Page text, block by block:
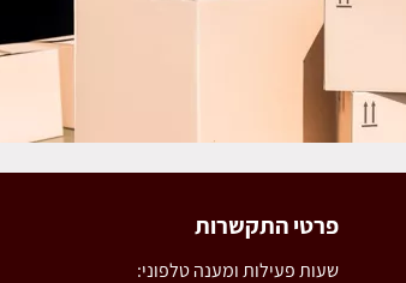
פרטי התקשרות
שעות פעילות ומענה טלפוני: